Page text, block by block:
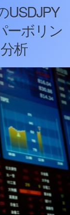
USDJPY
ーボリン
析